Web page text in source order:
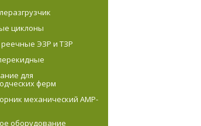
циклоны
ЭЗР и ТЗР
для
ферм
механический АМР-
оборудование